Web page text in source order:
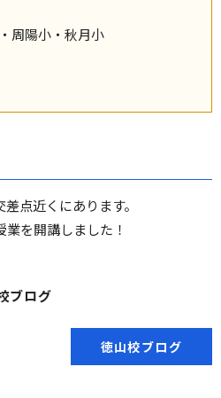
周陽小・秋月小
点近くにあります。
を開講しました！
ブログ
徳山校ブログ